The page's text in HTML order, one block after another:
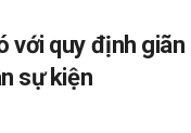
với quy định giãn
sự kiện